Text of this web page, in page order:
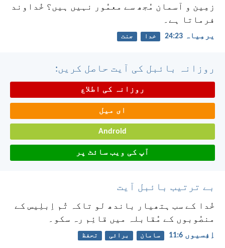
زمِین و آسمان مُجھ سے معمُور نہیں ہیں؟ خُداوند
فرماتا ہے۔
یرمِیاہ 23:‏24 خدا جنت
روزانہ بائبل کی آیت حاصل کریں:
روزانہ کی اطلاع
ای میل
Android
آپ کی ویب سائٹ پر
بے ترتیب بائبل آیت
خُدا کے سب ہتھیار باندھ لو تاکہ تُم اِبلِیس کے
منصُوبوں کے مُقابلہ میں قائِم رہ سکو۔
اِفِسیوں 6:‏11 سامان برائی تحفظ